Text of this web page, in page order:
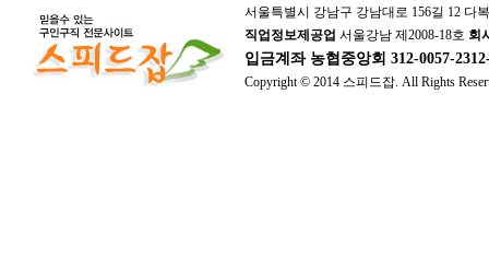
서울특별시 강남구 강남대로 156길 12 다
직업정보제공업 서울강남 제2008-18호 회
입금계좌 농협중앙회 312-0057-
Copyright © 2014 스피드잡. All Rights